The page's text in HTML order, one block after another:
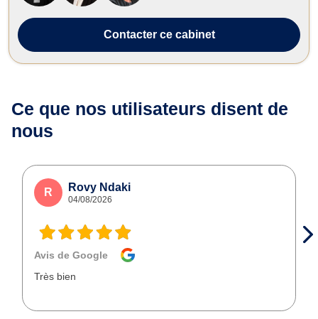
Contacterce cabinet
Ce que nos utilisateurs disent de
nous
R Rovy Ndaki
04/08/2026
Avis de Google
Très bien